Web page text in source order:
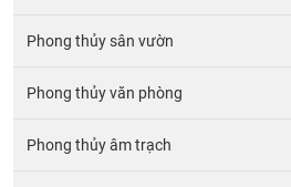
Phong thủy sân vườn
Phong thủy văn phòng
Phong thủy âm trạch